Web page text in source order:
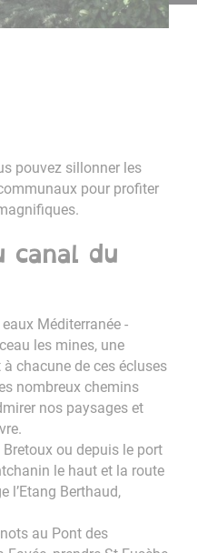
pouvez sillonner les
pour profiter
canal du
Méditerranée -
les mines, une
à chacune de ces écluses
nombreux chemins
nos paysages et
Bretoux ou depuis le port
le haut et la route
l’Etang Berthaud,
au Pont des